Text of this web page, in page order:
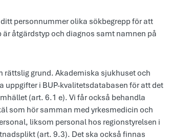
personnummer olika sökbegrepp för att
åtgärdstyp och diagnos samt namnen på
rättslig grund. Akademiska sjukhuset och
uppgifter i BUP-kvalitetsdatabasen för att det
(art. 6.1 e). Vi får också behandla
som hör samman med yrkesmedicin och
liksom personal hos regionstyrelsen i
(art. 9.3). Det ska också finnas